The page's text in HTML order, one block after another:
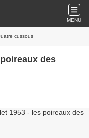
MENU
cussous
des